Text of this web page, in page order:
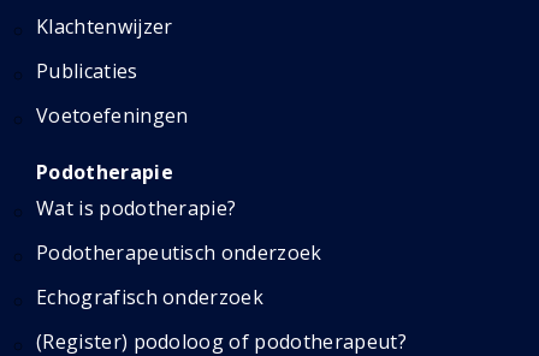
Klachtenwijzer
Publicaties
Voetoefeningen
Podotherapie
Wat is podotherapie?
Podotherapeutisch onderzoek
Echografisch onderzoek
(Register) podoloog of podotherapeut?